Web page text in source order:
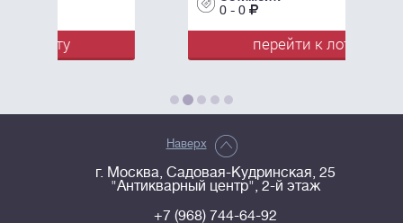
перейти к лоту
Наверх
г. Москва, Садовая-Кудринская, 25
"Антикварный центр", 2-й этаж
+7 (968) 744-64-92